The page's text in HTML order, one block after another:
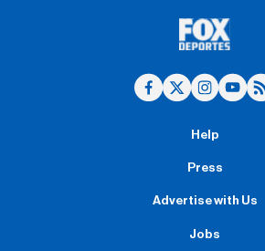
Help
Press
Advertise with Us
Jobs